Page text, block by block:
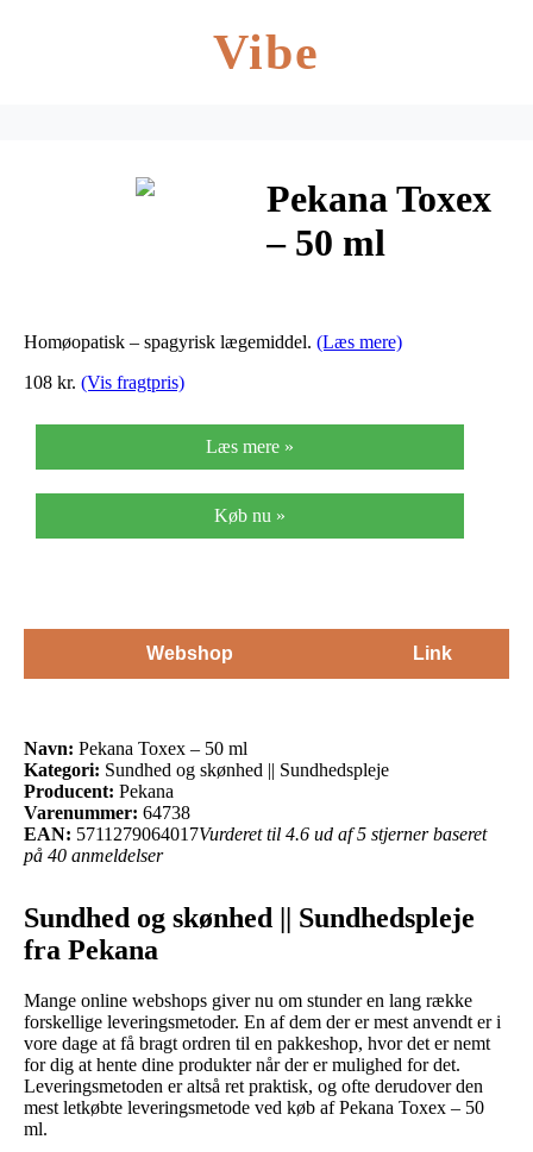
Vibe
Pekana Toxex
– 50 ml
Homøopatisk – spagyrisk lægemiddel. (Læs mere)
108 kr. (Vis fragtpris)
Læs mere »
Køb nu »
Webshop Link
Navn: Pekana Toxex – 50 ml
Kategori: Sundhed og skønhed || Sundhedspleje
Producent: Pekana
Varenummer: 64738
EAN: 5711279064017Vurderet til 4.6 ud af 5 stjerner baseret
på 40 anmeldelser
Sundhed og skønhed || Sundhedspleje
fra Pekana
Mange online webshops giver nu om stunder en lang række
forskellige leveringsmetoder. En af dem der er mest anvendt er i
vore dage at få bragt ordren til en pakkeshop, hvor det er nemt
for dig at hente dine produkter når der er mulighed for det.
Leveringsmetoden er altså ret praktisk, og ofte derudover den
mest letkøbte leveringsmetode ved køb af Pekana Toxex – 50
ml.